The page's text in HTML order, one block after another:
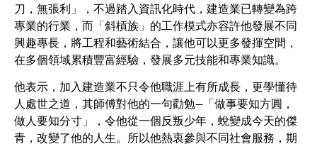
刀，無張利」，不過踏入資訊化時代，建造業已轉變為跨
專業的行業，而「斜槓族」的工作模式亦容許他發展不同
興趣專長，將工程和藝術結合，讓他可以更多發揮空間，
在多個領域累積豐富經驗，發展多元技能和專業知識。
他表示，加入建造業不只令他職涯上有所成長，更學懂待
人處世之道，其師傅對他的一句勸勉—「做事要知方圓，
做人要知分寸」，令他從一個反叛少年，蛻變成今天的傑
青，改變了他的人生。所以他熱衷參與不同社會服務，期